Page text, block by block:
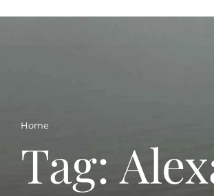
Home
Tag: